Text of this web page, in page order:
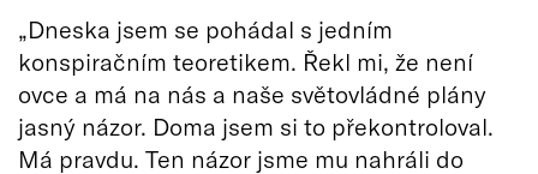
„Dneska jsem se pohádal s jedním
konspiračním teoretikem. Řekl mi, že není
ovce a má na nás a naše světovládné plány
jasný názor. Doma jsem si to překontroloval.
Má pravdu. Ten názor jsme mu nahráli do